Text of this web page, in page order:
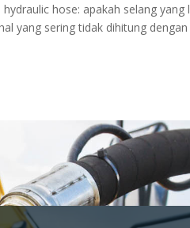
hose: apakah selang yang
yang sering tidak dihitung